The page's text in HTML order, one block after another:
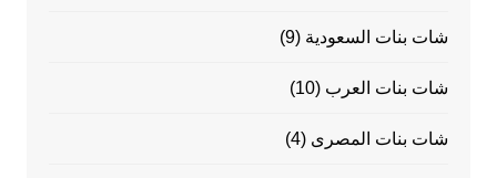
شات بنات السعودية (9)
شات بنات العرب (10)
شات بنات المصرى (4)